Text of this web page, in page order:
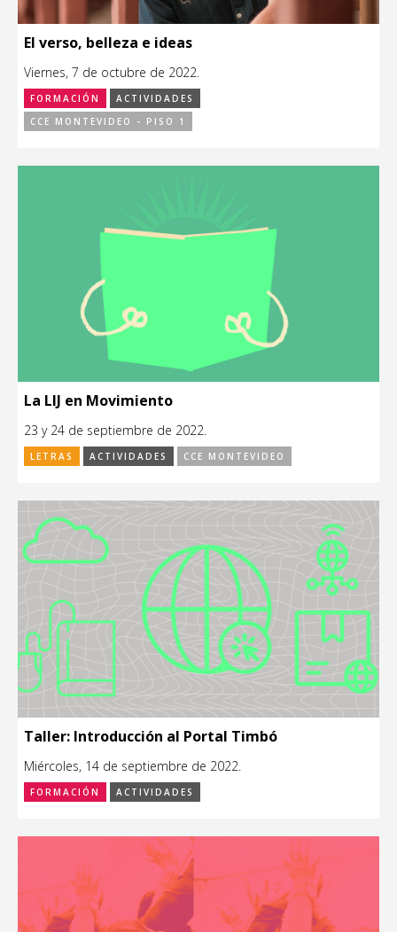
El verso, belleza e ideas
Viernes, 7 de octubre de 2022.
FORMACIÓN
ACTIVIDADES
CCE MONTEVIDEO - PISO 1
La LIJ en Movimiento
23 y 24 de septiembre de 2022.
LETRAS ACTIVIDADES CCE MONTEVIDEO
Taller: Introducción al Portal Timbó
Miércoles, 14 de septiembre de 2022.
FORMACIÓN ACTIVIDADES